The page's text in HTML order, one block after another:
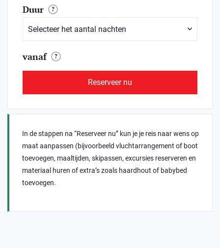
Duur ?
vanaf ?
Reserveer nu
In de stappen na “Reserveer nu” kun je je reis naar wens op
maat aanpassen (bijvoorbeeld vluchtarrangement of boot
toevoegen, maaltijden, skipassen, excursies reserveren en
materiaal huren of extra’s zoals haardhout of babybed
toevoegen.